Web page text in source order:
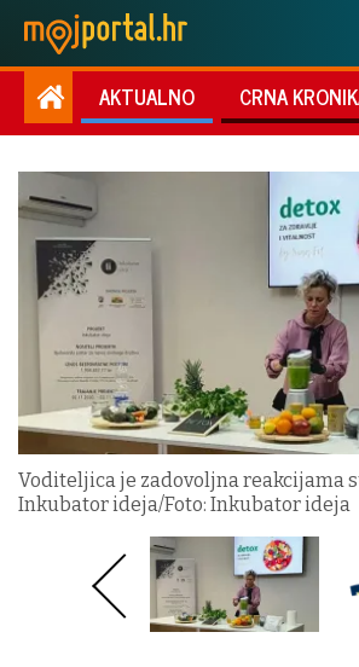
AKTUALNO CRNA
Voditeljica je zadovoljna reakcijama
Inkubator ideja/Foto: Inkubator ideja